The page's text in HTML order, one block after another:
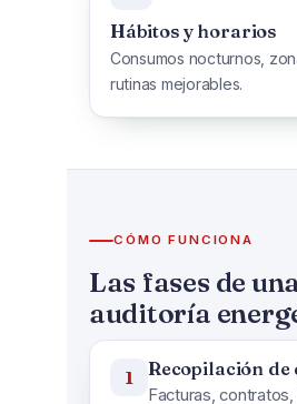
Hábitos y horarios
Consumos nocturnos,
rutinas mejorables.
CÓMO FUNCIONA
Las fases de
auditoría
Recopilación de
Facturas,